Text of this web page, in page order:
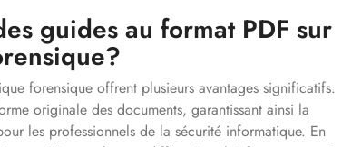
guides au format PDF sur
forensique offrent plusieurs avantages significatifs.
originale des documents, garantissant ainsi la
les professionnels de la sécurité informatique. En